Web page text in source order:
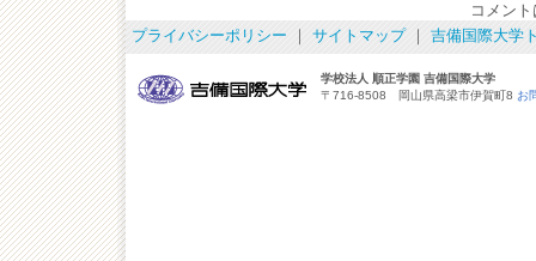
コメン
プライバシーポリシー ｜ サイトマップ｜ 吉備国際大学
学校法人 順正学園 吉備国際大学
〒716-8508 岡山県高梁市伊賀町8 お